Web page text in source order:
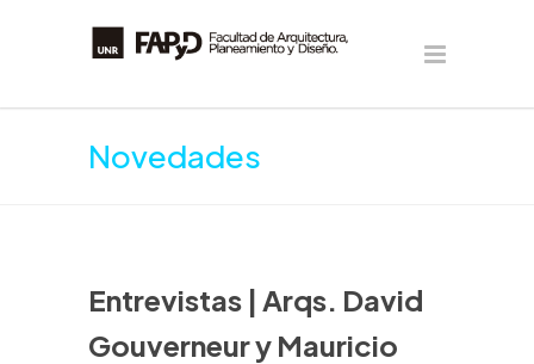
Novedades
Entrevistas | Arqs. David
Gouverneur y Mauricio